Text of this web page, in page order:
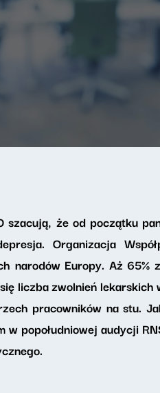
szacują, że od początku
Organizacja
narodów Europy. Aż 65%
liczba zwolnień
pracowników na stu.
w popołudniowej audycji